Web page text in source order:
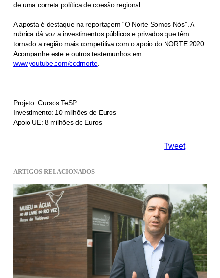
de uma correta política de coesão regional.
A aposta é destaque na reportagem “O Norte Somos Nós”. A
rubrica dá voz a investimentos públicos e privados que têm
tornado a região mais competitiva com o apoio do NORTE 2020.
Acompanhe este e outros testemunhos em
www.youtube.com/ccdrnorte.
Projeto: Cursos TeSP
Investimento: 10 milhões de Euros
Apoio UE: 8 milhões de Euros
Tweet
ARTIGOS RELACIONADOS